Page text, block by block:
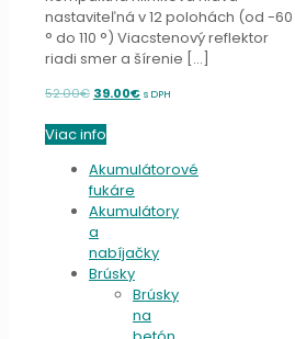
nastaviteľná v 12 polohách (od -60
° do 110 °) Viacstenový reflektor
riadi smer a šírenie […]
52.00€ Original
was:
39.00€Current
s DPH
Viac info
Akumulátorové
fukáre
Akumulátory
a
nabíjačky
Brúsky
Brúsky
na